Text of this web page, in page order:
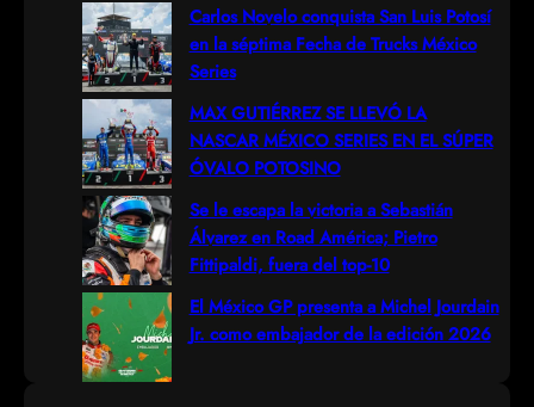
Carlos Novelo conquista San Luis Potosí
en la séptima Fecha de Trucks México
Series
MAX GUTIÉRREZ SE LLEVÓ LA
NASCAR MÉXICO SERIES EN EL SÚPER
ÓVALO POTOSINO
Se le escapa la victoria a Sebastián
Álvarez en Road América; Pietro
Fittipaldi, fuera del top-10
El México GP presenta a Michel Jourdain
Jr. como embajador de la edición 2026